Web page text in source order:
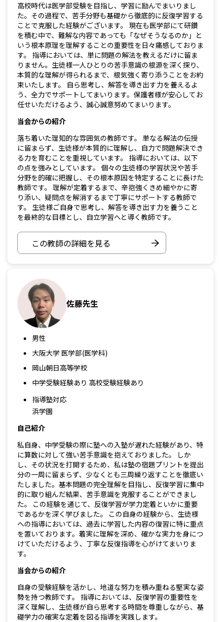
高校時代は医学部受験を目指し、学習に励んでまいりまし
た。その過程で、苦手分野も基礎から徹底的に反復学習する
ことで克服した経験がございます。 現在も医学部にて研鑽
を積む中で、難解な内容であっても「なぜそうなるのか」と
いう根本原理を理解することの重要性を日々痛感しておりま
す。 指導においては、単に問題の解法を教えるだけに留ま
りません。生徒様一人ひとりの苦手意識の根源を深く探り、
本質的な理解が得られるまで、根気強く寄り添うことをお約
束いたします。 自ら思考し、解答を導き出す力を養えるよ
う、全力でサポートしてまいります。保護者様が安心してお
任せいただけるよう、誠心誠意努めてまいります。
当会からの紹介
落ち着いた理知的な雰囲気の教師です。 単なる解法の伝授
に留まらず、生徒様が本質的に理解し、自力で問題解決でき
る力を育むことを重視しています。 指導においては、以下
の点を強みとしています。 個々の生徒様の学習状況や苦手
分野を的確に把握し、その根本原因を特定することに長けた
教師です。 理解が定着するまで、辛抱強くきめ細やかに寄
り添い、疑問点を解消するまで丁寧にサポートする教師で
す。 生徒様ご自身で思考し、解答を導き出す力を養うこと
を最終的な目標とし、自立学習へと導く教師です。
この教師の詳細を見る
佐藤先生
男性
大阪大学 医学部(医学科)
岡山朝日高等学校
中学受験経験あり 高校受験経験あり
指導塾対応
浜学園
自己紹介
私自身、中学受験の際に塾への入塾が遅れた経験があり、特
に算数に対して強い苦手意識を抱えておりました。 しか
し、その状況を打開するため、私は塾の宿題プリントを提出
分の一周に留まらず、少なくとも三周繰り返すことを徹底い
たしました。基本問題の完全理解を目指し、反復学習に集中
的に取り組んだ結果、苦手意識を克服することができまし
た。 この経験を通じて、反復学習が学力定着といかに重要
であるかを深く学びました。 この自身の経験から、生徒様
への指導においては、過去に学習した内容の復習に特に重点
を置いております。着実に理解を深め、確かな実力を身につ
けていただけるよう、丁寧な反復指導を心がけてまいりま
す。
当会からの紹介
自身の受験経験を活かし、地道な努力を積み重ねる堅実な姿
勢を持つ教師です。 指導においては、反復学習の重要性を
深く理解し、生徒様が自ら思考する時間を尊重しながら、基
礎学力の確実な定着を図る指導を実践します。